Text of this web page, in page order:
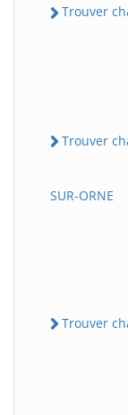
Trouver
Trouver
SUR-ORNE
Trouver